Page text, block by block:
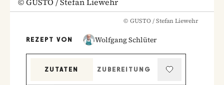
© GUSTO / Stefan Liewehr
REZEPT VON Wolfgang Schlüter
ZUTATEN
ZUBEREITUNG